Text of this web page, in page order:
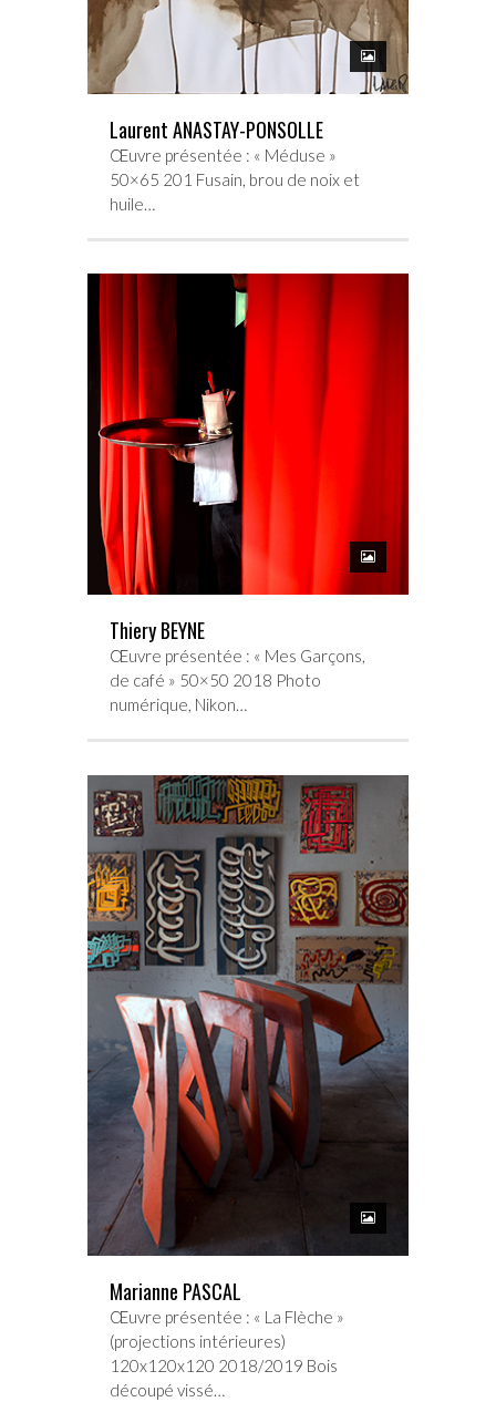
Laurent ANASTAY-PONSOLLE
Œuvre présentée : « Méduse »
50×65 201 Fusain, brou de noix et
huile…
Thiery BEYNE
Œuvre présentée : « Mes Garçons,
de café » 50×50 2018 Photo
numérique, Nikon…
Marianne PASCAL
Œuvre présentée : « La Flèche »
(projections intérieures)
120x120x120 2018/2019 Bois
découpé vissé…